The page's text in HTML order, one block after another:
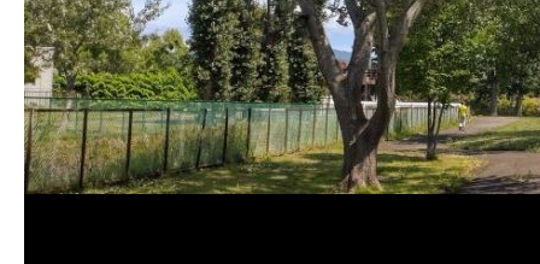
キ
ッ
プ